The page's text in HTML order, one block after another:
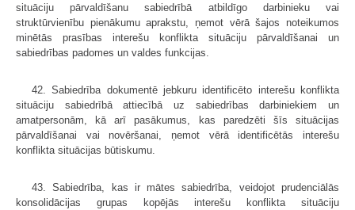
situāciju pārvaldīšanu sabiedrībā atbildīgo darbinieku vai
struktūrvienību pienākumu aprakstu, ņemot vērā šajos noteikumos
minētās prasības interešu konflikta situāciju pārvaldīšanai un
sabiedrības padomes un valdes funkcijas.
42. Sabiedrība dokumentē jebkuru identificēto interešu konflikta
situāciju sabiedrībā attiecībā uz sabiedrības darbiniekiem un
amatpersonām, kā arī pasākumus, kas paredzēti šīs situācijas
pārvaldīšanai vai novēršanai, ņemot vērā identificētās interešu
konflikta situācijas būtiskumu.
43. Sabiedrība, kas ir mātes sabiedrība, veidojot prudenciālās
konsolidācijas grupas kopējās interešu konflikta situāciju